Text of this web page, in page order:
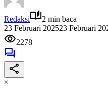
Redaksi
2 min baca
23 Februari 202523 Februari
2278
×